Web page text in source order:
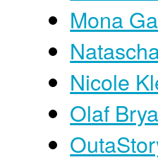
Mona
Nicole
Olaf